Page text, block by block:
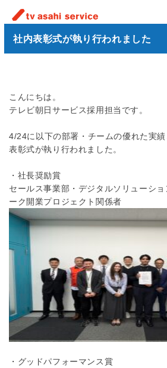
社内表彰式が執り行われました
こんにちは。
テレビ朝日サービス採用担当です。
4/24に以下の部署・チームの優れた実
表彰式が執り行われました。
・ 社長奨励賞
セールス事業部・デジタルソリューシ
ーク開業プロジェクト関係者
・ グッドパフォーマンス賞